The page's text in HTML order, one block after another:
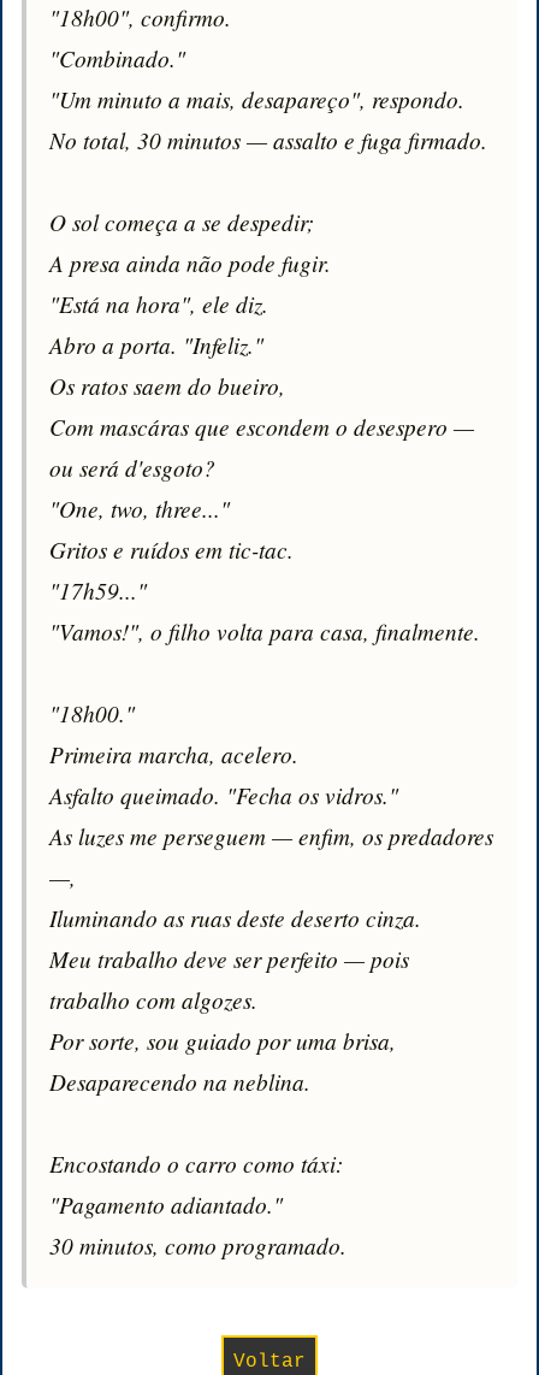
"18h00", confirmo.
"Combinado."
"Um minuto a mais, desapareço", respondo.
No total, 30 minutos — assalto e fuga firmado.
O sol começa a se despedir;
A presa ainda não pode fugir.
"Está na hora", ele diz.
Abro a porta. "Infeliz."
Os ratos saem do bueiro,
Com mascáras que escondem o desespero —
ou será d'esgoto?
"One, two, three..."
Gritos e ruídos em tic-tac.
"17h59..."
"Vamos!", o filho volta para casa, finalmente.
"18h00."
Primeira marcha, acelero.
Asfalto queimado. "Fecha os vidros."
As luzes me perseguem — enfim, os predadores
—,
Iluminando as ruas deste deserto cinza.
Meu trabalho deve ser perfeito — pois
trabalho com algozes.
Por sorte, sou guiado por uma brisa,
Desaparecendo na neblina.
Encostando o carro como táxi:
"Pagamento adiantado."
30 minutos, como programado.
Voltar